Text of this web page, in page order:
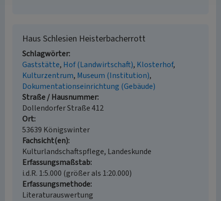
Haus Schlesien Heisterbacherrott
Schlagwörter
Gaststätte Hof (Landwirtschaft) Klosterhof
Kulturzentrum Museum (Institution)
Dokumentationseinrichtung (Gebäude)
Straße / Hausnummer
Dollendorfer Straße 412
Ort
53639 Königswinter
Fachsicht(en)
Kulturlandschaftspflege, Landeskunde
Erfassungsmaßstab
i.d.R. 1:5.000 (größer als 1:20.000)
Erfassungsmethode
Literaturauswertung